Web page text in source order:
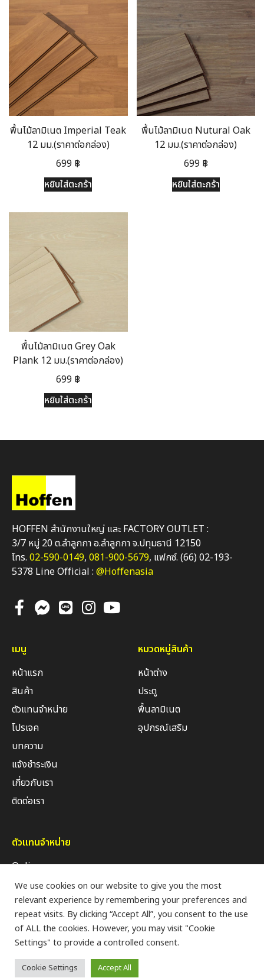
พื้นไม้ลามิเนต Imperial Teak
12 มม.(ราคาต่อกล่อง)
699 ฿
หยิบใส่ตะกร้า
พื้นไม้ลามิเนต Nutural Oak
12 มม.(ราคาต่อกล่อง)
699 ฿
หยิบใส่ตะกร้า
พื้นไม้ลามิเนต Grey Oak
Plank 12 มม.(ราคาต่อกล่อง)
699 ฿
หยิบใส่ตะกร้า
HOFFEN สำนักงานใหญ่ และ FACTORY OUTLET :
3/7 หมู่ 20 ต.ลำลูกกา อ.ลำลูกกา จ.ปทุมธานี 12150
โทร. 02-590-0149, 081-900-5679, แฟกซ์. (66) 02-193-
5378 Line Official : @Hoffenasia
เมนู
หน้าแรก
สินค้า
ตัวแทนจำหน่าย
โปรเจค
บทความ
แจ้งชำระเงิน
เกี่ยวกับเรา
ติดต่อเรา
หมวดหมู่สินค้า
หน้าต่าง
ประตู
พื้นลามิเนต
อุปกรณ์เสริม
ตัวแทนจำหน่าย
Online
Retail Shop
Modern Trade
Privacy Policy
Copyrights © 2024 All Rights Reserved by HOFFEN
We use cookies on our website to give you the most
relevant experience by remembering your preferences and
repeat visits. By clicking “Accept All”, you consent to the use
of ALL the cookies. However, you may visit "Cookie
Settings" to provide a controlled consent.
Cookie Settings Accept All